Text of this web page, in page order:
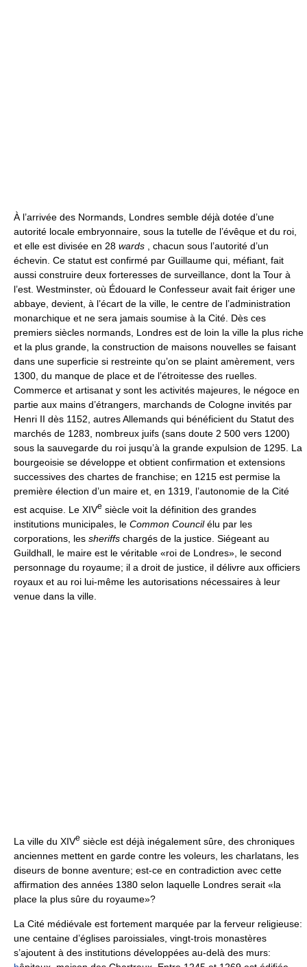
À l’arrivée des Normands, Londres semble déjà dotée d’une
autorité locale embryonnaire, sous la tutelle de l’évêque et du roi,
et elle est divisée en 28 wards , chacun sous l’autorité d’un
échevin. Ce statut est confirmé par Guillaume qui, méfiant, fait
aussi construire deux forteresses de surveillance, dont la Tour à
l’est. Westminster, où Édouard le Confesseur avait fait ériger une
abbaye, devient, à l’écart de la ville, le centre de l’administration
monarchique et ne sera jamais soumise à la Cité. Dès ces
premiers siècles normands, Londres est de loin la ville la plus riche
et la plus grande, la construction de maisons nouvelles se faisant
dans une superficie si restreinte qu’on se plaint amèrement, vers
1300, du manque de place et de l’étroitesse des ruelles.
Commerce et artisanat y sont les activités majeures, le négoce en
partie aux mains d’étrangers, marchands de Cologne invités par
Henri II dès 1152, autres Allemands qui bénéficient du Statut des
marchés de 1283, nombreux juifs (sans doute 2 500 vers 1200)
sous la sauvegarde du roi jusqu’à la grande expulsion de 1295. La
bourgeoisie se développe et obtient confirmation et extensions
successives des chartes de franchise; en 1215 est permise la
première élection d’un maire et, en 1319, l’autonomie de la Cité
est acquise. Le XIVe siècle voit la définition des grandes
institutions municipales, le Common Councilélu par les
corporations, les sheriffs chargés de la justice. Siégeant au
Guildhall, le maire est le véritable «roi de Londres», le second
personnage du royaume; il a droit de justice, il délivre aux officiers
royaux et au roi lui-même les autorisations nécessaires à leur
venue dans la ville.
La ville du XIVe siècle est déjà inégalement sûre, des chroniques
anciennes mettent en garde contre les voleurs, les charlatans, les
diseurs de bonne aventure; est-ce en contradiction avec cette
affirmation des années 1380 selon laquelle Londres serait «la
place la plus sûre du royaume»?
La Cité médiévale est fortement marquée par la ferveur religieuse:
une centaine d’églises paroissiales, vingt-trois monastères
s’ajoutent à des institutions développées au-delà des murs: